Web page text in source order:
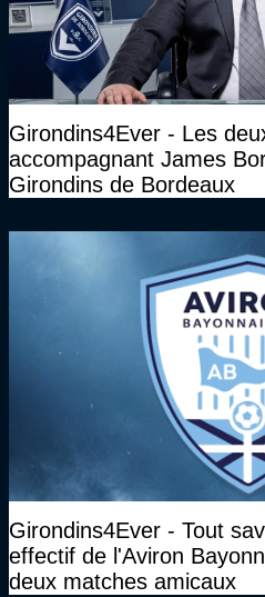
Girondins4Ever - Les
accompagnant James
Girondins de Bordeaux
Girondins4Ever - Tout
effectif de l'Aviron
deux matches amicaux